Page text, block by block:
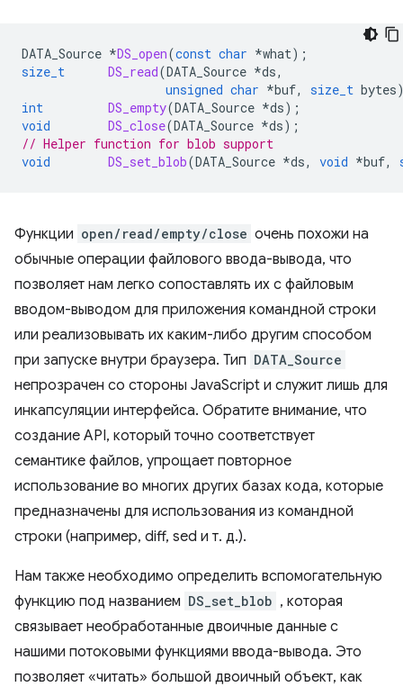
DATA_Source *DS_open(const char *what);
size_t
DS_read(DATA_Source *ds,
unsigned char *buf, size_t bytes
int
DS_empty(DATA_Source *ds);
void
DS_close(DATA_Source *ds);
// Helper function for blob support
void
DS_set_blob(DATA_Source *ds, void *buf,
Функции open/read/empty/close очень похожи на
обычные операции файлового ввода-вывода, что
позволяет нам легко сопоставлять их с файловым
вводом-выводом для приложения командной строки
или реализовывать их каким-либо другим способом
при запуске внутри браузера. Тип DATA_Source
непрозрачен со стороны JavaScript и служит лишь для
инкапсуляции интерфейса. Обратите внимание, что
создание API, который точно соответствует
семантике файлов, упрощает повторное
использование во многих других базах кода, которые
предназначены для использования из командной
строки (например, diff, sed и т. д.).
Нам также необходимо определить вспомогательную
функцию под названием DS_set_blob , которая
связывает необработанные двоичные данные с
нашими потоковыми функциями ввода-вывода. Это
позволяет «читать» большой двоичный объект, как